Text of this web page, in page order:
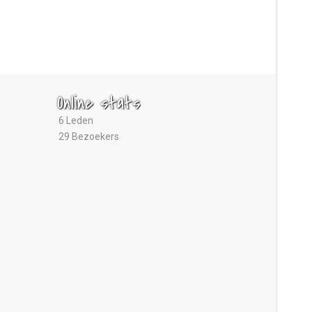
Online stats
6 Leden
29 Bezoekers